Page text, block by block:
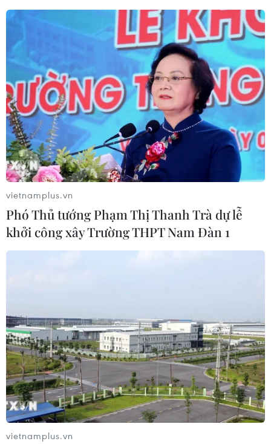
TIN CÙNG CHUYÊN MỤC
Cuộc tìm kiếm và vá lại những 'trái
vietnamplus.vn
Phó Thủ tướng Phạm Thị Thanh Trà dự lễ
khởi công xây Trường THPT Nam Đàn 1
vietnamplus.vn